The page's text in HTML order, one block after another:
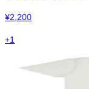
¥2,200
+1